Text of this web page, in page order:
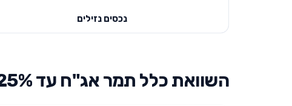
נכסים נזילים
השוואת כלל תמר אג"ח עד 25% מניות למובילות בקטגוריה